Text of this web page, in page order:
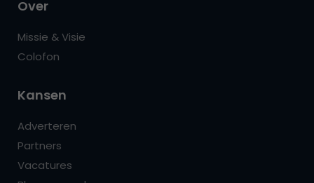
Over
Missie & Visie
Colofon
Kansen
Adverteren
Partners
Vacatures